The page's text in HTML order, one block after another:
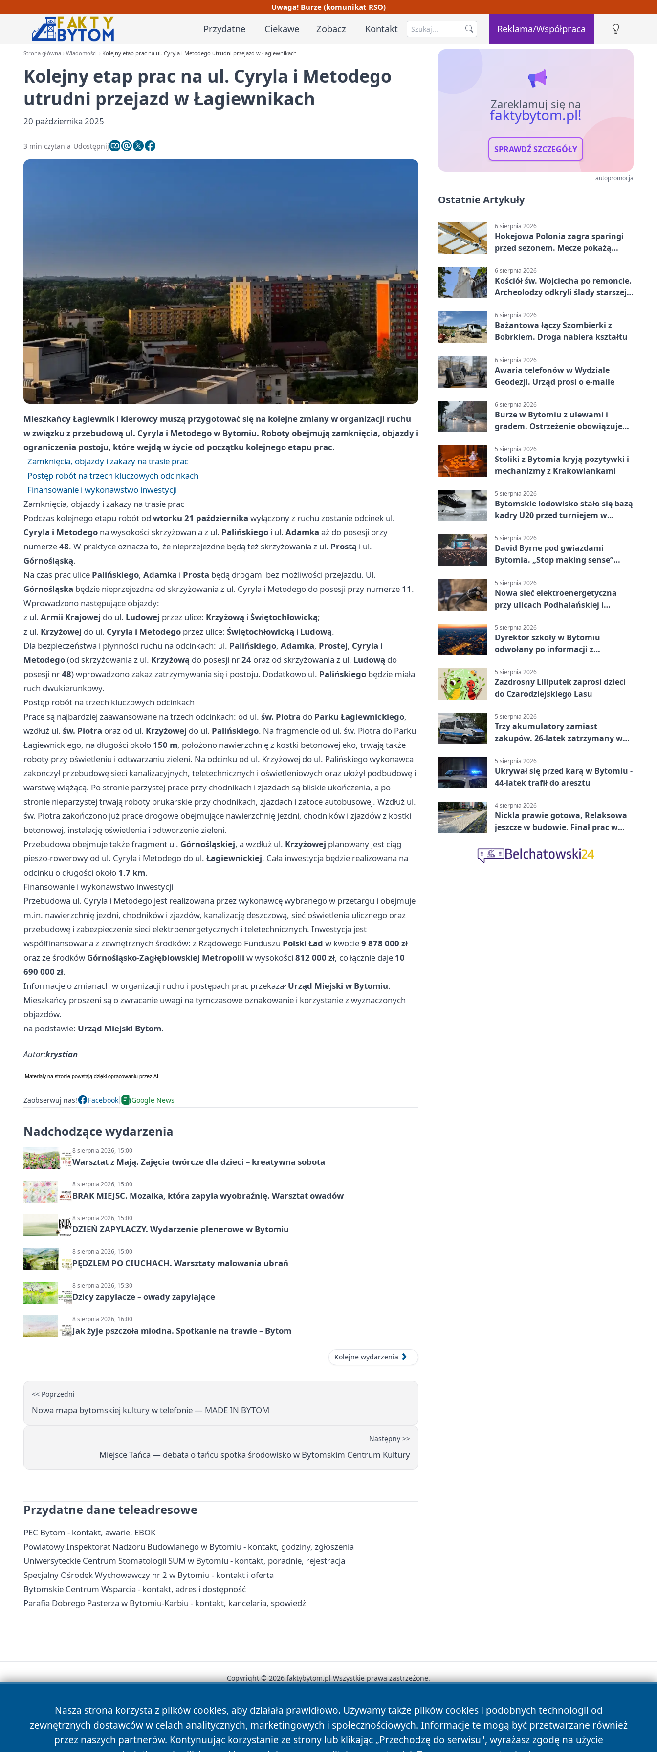
Uwaga! Burze (komunikat RSO)
Przydatne Ciekawe Zobacz Kontakt Reklama/Współpraca
Strona główna Wiadomości Kolejny etap prac na ul. Cyryla i Metodego utrudni przejazd w Łagiewnikach
Kolejny etap prac na ul. Cyryla i Metodego
utrudni przejazd w Łagiewnikach
20 października 2025
3 min czytania Udostępnij
Mieszkańcy Łagiewnik i kierowcy muszą przygotować się na kolejne zmiany w organizacji ruchu
w związku z przebudową ul. Cyryla i Metodego w Bytomiu. Roboty obejmują zamknięcia, objazdy i
ograniczenia postoju, które wejdą w życie od początku kolejnego etapu prac.
Zamknięcia, objazdy i zakazy na trasie prac
Postęp robót na trzech kluczowych odcinkach
Finansowanie i wykonawstwo inwestycji
Zamknięcia, objazdy i zakazy na trasie prac
Podczas kolejnego etapu robót od wtorku 21 października wyłączony z ruchu zostanie odcinek ul.
Cyryla i Metodego na wysokości skrzyżowania z ul. Palińskiego i ul. Adamka aż do posesji przy
numerze48. W praktyce oznacza to, że nieprzejezdne będą też skrzyżowania z ul. Prostą i ul.
Górnośląską.
Na czas prac ulice Palińskiego, Adamka i Prosta będą drogami bez możliwości przejazdu. Ul.
Górnośląska będzie nieprzejezdna od skrzyżowania z ul. Cyryla i Metodego do posesji przy numerze 11.
Wprowadzono następujące objazdy:
z ul. Armii Krajowej do ul. Ludowej przez ulice: Krzyżową i Świętochłowicką;
z ul. Krzyżowej do ul. Cyryla i Metodego przez ulice: Świętochłowicką i Ludową.
Dla bezpieczeństwa i płynności ruchu na odcinkach: ul. Palińskiego, Adamka, Prostej, Cyryla i
Metodego(od skrzyżowania z ul. Krzyżową do posesji nr24 oraz od skrzyżowania z ul. Ludową do
posesji nr48) wprowadzono zakaz zatrzymywania się i postoju. Dodatkowo ul. Palińskiego będzie miała
ruch dwukierunkowy.
Postęp robót na trzech kluczowych odcinkach
Prace są najbardziej zaawansowane na trzech odcinkach: od ul. św. Piotra do Parku Łagiewnickiego,
wzdłuż ul. św. Piotra oraz od ul. Krzyżowej do ul. Palińskiego. Na fragmencie od ul. św. Piotra do Parku
Łagiewnickiego, na długości około 150 m, położono nawierzchnię z kostki betonowej eko, trwają także
roboty przy oświetleniu i odtwarzaniu zieleni. Na odcinku od ul. Krzyżowej do ul. Palińskiego wykonawca
zakończył przebudowę sieci kanalizacyjnych, teletechnicznych i oświetleniowych oraz ułożył podbudowę i
warstwę wiążącą. Po stronie parzystej prace przy chodnikach i zjazdach są bliskie ukończenia, a po
stronie nieparzystej trwają roboty brukarskie przy chodnikach, zjazdach i zatoce autobusowej. Wzdłuż ul.
św. Piotra zakończono już prace drogowe obejmujące nawierzchnię jezdni, chodników i zjazdów z kostki
betonowej, instalację oświetlenia i odtworzenie zieleni.
Przebudowa obejmuje także fragment ul. Górnośląskiej, a wzdłuż ul. Krzyżowej planowany jest ciąg
pieszo-rowerowy od ul. Cyryla i Metodego do ul. Łagiewnickiej. Cała inwestycja będzie realizowana na
odcinku o długości około 1,7 km.
Finansowanie i wykonawstwo inwestycji
Przebudowa ul. Cyryla i Metodego jest realizowana przez wykonawcę wybranego w przetargu i obejmuje
m.in. nawierzchnię jezdni, chodników i zjazdów, kanalizację deszczową, sieć oświetlenia ulicznego oraz
przebudowę i zabezpieczenie sieci elektroenergetycznych i teletechnicznych. Inwestycja jest
współfinansowana z zewnętrznych środków: z Rządowego Funduszu Polski Ład w kwocie9 878 000 zł
oraz ze środków Górnośląsko-Zagłębiowskiej Metropolii w wysokości 812 000 zł, co łącznie daje 10
690 000 zł.
Informacje o zmianach w organizacji ruchu i postępach prac przekazałUrząd Miejski w Bytomiu.
Mieszkańcy proszeni są o zwracanie uwagi na tymczasowe oznakowanie i korzystanie z wyznaczonych
objazdów.
na podstawie: Urząd Miejski Bytom.
Autor:krystian
Zaobserwuj nas! Facebook Google News
Nadchodzące wydarzenia
8 sierpnia 2026, 15:00
Warsztat z Mają. Zajęcia twórcze dla dzieci – kreatywna sobota
8 sierpnia 2026, 15:00
BRAK MIEJSC. Mozaika, która zapyla wyobraźnię. Warsztat owadów
8 sierpnia 2026, 15:00
DZIEŃ ZAPYLACZY. Wydarzenie plenerowe w Bytomiu
8 sierpnia 2026, 15:00
PĘDZLEM PO CIUCHACH. Warsztaty malowania ubrań
8 sierpnia 2026, 15:30
Dzicy zapylacze – owady zapylające
8 sierpnia 2026, 16:00
Jak żyje pszczoła miodna. Spotkanie na trawie – Bytom
Kolejne wydarzenia
<< Poprzedni
Nowa mapa bytomskiej kultury w telefonie — MADE IN BYTOM
Następny >>
Miejsce Tańca — debata o tańcu spotka środowisko w Bytomskim Centrum Kultury
Przydatne dane teleadresowe
PEC Bytom - kontakt, awarie, EBOK
Powiatowy Inspektorat Nadzoru Budowlanego w Bytomiu - kontakt, godziny, zgłoszenia
Uniwersyteckie Centrum Stomatologii SUM w Bytomiu - kontakt, poradnie, rejestracja
Specjalny Ośrodek Wychowawczy nr 2 w Bytomiu - kontakt i oferta
Bytomskie Centrum Wsparcia - kontakt, adres i dostępność
Parafia Dobrego Pasterza w Bytomiu-Karbiu - kontakt, kancelaria, spowiedź
Zareklamuj się na
faktybytom.pl!
SPRAWDŹ SZCZEGÓŁY
autopromocja
Ostatnie Artykuły
6 sierpnia 2026
Hokejowa Polonia zagra sparingi
przed sezonem. Mecze pokażą
6 sierpnia 2026
Kościół św. Wojciecha po remoncie.
Archeolodzy odkryli ślady starszej
6 sierpnia 2026
Bażantowa łączy Szombierki z
Bobrkiem. Droga nabiera kształtu
6 sierpnia 2026
Awaria telefonów w Wydziale
Geodezji. Urząd prosi o e-maile
6 sierpnia 2026
Burze w Bytomiu z ulewami i
gradem. Ostrzeżenie obowiązuje
5 sierpnia 2026
Stoliki z Bytomia kryją pozytywki i
mechanizmy z Krakowiankami
5 sierpnia 2026
Bytomskie lodowisko stało się bazą
kadry U20 przed turniejem w
5 sierpnia 2026
David Byrne pod gwiazdami
Bytomia. „Stop making sense”
5 sierpnia 2026
Nowa sieć elektroenergetyczna
przy ulicach Podhalańskiej i
5 sierpnia 2026
Dyrektor szkoły w Bytomiu
odwołany po informacji z
5 sierpnia 2026
Zazdrosny Liliputek zaprosi dzieci
do Czarodziejskiego Lasu
5 sierpnia 2026
Trzy akumulatory zamiast
zakupów. 26-latek zatrzymany w
5 sierpnia 2026
Ukrywał się przed karą w Bytomiu -
44-latek trafił do aresztu
4 sierpnia 2026
Nickla prawie gotowa, Relaksowa
jeszcze w budowie. Finał prac w
Nasza strona korzysta z plików cookies, aby działała prawidłowo. Używamy także plików cookies i podobnych technologii od
zewnętrznych dostawców w celach analitycznych, marketingowych i społecznościowych. Informacje te mogą być przetwarzane również
przez naszych partnerów. Kontynuując korzystanie ze strony lub klikając „Przechodzę do serwisu", wyrażasz zgodę na użycie
Copyright © 2026 faktybytom.pl Wszystkie prawa zastrzeżone.
News Autorzy Polityka Prywatności Polityka Cookies